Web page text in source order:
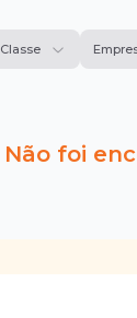
Classe
Não foi